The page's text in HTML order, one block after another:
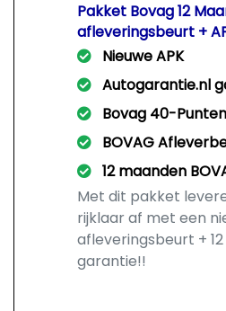
Pakket Bovag 12
afleveringsbeurt +
Nieuwe APK
Autogarantie.nl
Bovag 40-
BOVAG
12 maanden
Met dit pakket
rijklaar af met een
afleveringsbeurt +
garantie!!